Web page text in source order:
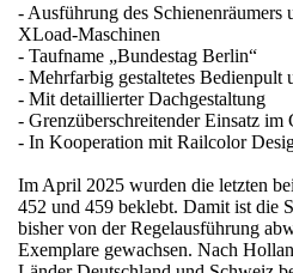
- Ausführung des Schienenräumers
XLoad-Maschinen
- Taufname „Bundestag Berlin“
- Mehrfarbig gestaltetes Bedienpult
- Mit detaillierter Dachgestaltung
- Grenzüberschreitender Einsatz im
- In Kooperation mit Railcolor
Im April 2025 wurden die letzten
452 und 459 beklebt. Damit ist die
bisher von der Regelausführung
Exemplare gewachsen. Nach